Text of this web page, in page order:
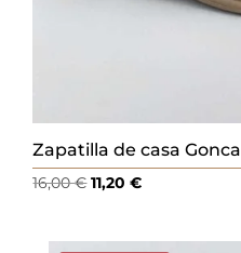
Zapatilla de casa Gonca
16,00€El
original
11,20€El
actual